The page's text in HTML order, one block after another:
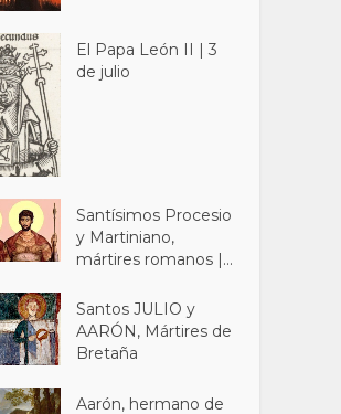
El Papa León II | 3
de julio
Santísimos Procesio
y Martiniano,
mártires romanos |...
Santos JULIO y
AARÓN, Mártires de
Bretaña
Aarón, hermano de